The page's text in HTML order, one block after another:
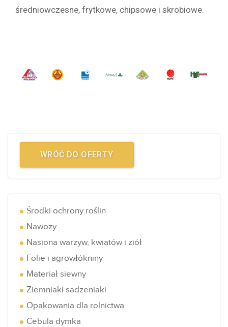
średniowczesne, frytkowe, chipsowe i skrobiowe.
Środki ochrony roślin
Nawozy
Nasiona warzyw, kwiatów i ziół
Folie i agrowłókniny
Materiał siewny
Ziemniaki sadzeniaki
Opakowania dla rolnictwa
Cebula dymka